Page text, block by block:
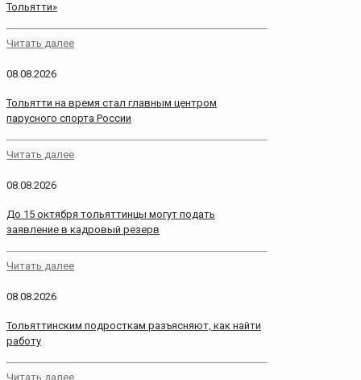
Тольятти»
Читать далее
08.08.2026
Тольятти на время стал главным центром
парусного спорта России
Читать далее
08.08.2026
До 15 октября тольяттинцы могут подать
заявление в кадровый резерв
Читать далее
08.08.2026
Тольяттинским подросткам разъясняют, как найти
работу
Читать далее